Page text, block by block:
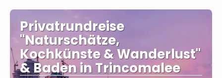
Privatrundreise
"Naturschätze,
Kochkünste & Wanderlust"
& Baden in Trincomalee